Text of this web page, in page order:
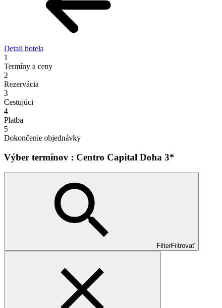
Detail hotela
1
Termíny a ceny
2
Rezervácia
3
Cestujúci
4
Platba
5
Dokončenie objednávky
Výber termínov : Centro Capital Doha 3*
FilterFiltrovať